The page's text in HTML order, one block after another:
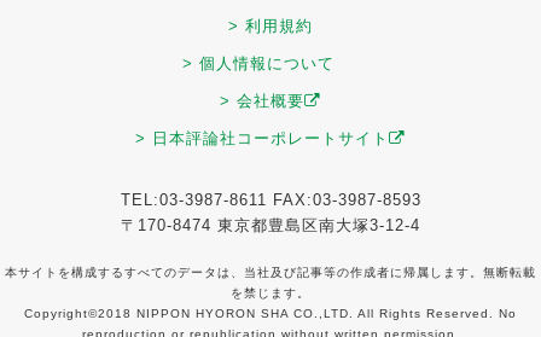
> 利用規約
> 個人情報について
> 会社概要
> 日本評論社コーポレートサイト
TEL:03-3987-8611 FAX:03-3987-8593
〒170-8474 東京都豊島区南大塚3-12-4
本サイトを構成するすべてのデータは、当社及び記事等の作成者に帰属します。無断転載
を禁じます。
Copyright©2018 NIPPON HYORON SHA CO.,LTD. All Rights Reserved. No